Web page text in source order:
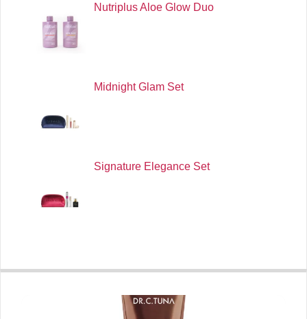
Nutriplus Aloe Glow Duo
Midnight Glam Set
Signature Elegance Set